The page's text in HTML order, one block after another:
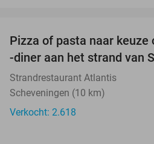
Pizza of pasta naar
-diner aan het strand van
Strandrestaurant Atlantis
Scheveningen (10 km)
Verkocht: 2.618